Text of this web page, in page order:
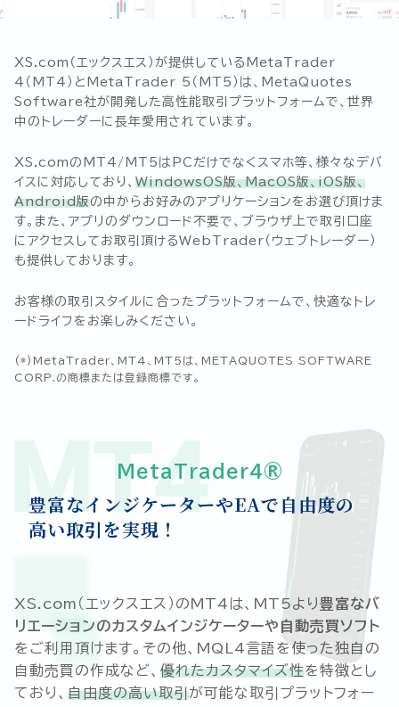
XS.com（エックスエス）が提供しているMetaTrader
4（MT4）とMetaTrader 5（MT5）は、MetaQuotes
Software社が開発した高性能取引プラットフォームで、世界
中のトレーダーに長年愛用されています。
XS.comのMT4/MT5はPCだけでなくスマホ等、様々なデバ
イスに対応しており、 WindowsOS版、MacOS版、iOS版、
Android版の中からお好みのアプリケーションをお選び頂けま
す。また、アプリのダウンロード不要で、ブラウザ上で取引口座
にアクセスしてお取引頂けるWebTrader（ウェブトレーダー）
も提供しております。
お客様の取引スタイルに合ったプラットフォームで、快適なトレ
ードライフをお楽しみください。
(*)MetaTrader、MT4、MT5は、METAQUOTES SOFTWARE
CORP.の商標または登録商標です。
MetaTrader4®
豊富なインジケーターやEAで自由度の
高い取引を実現！
XS.com（エックスエス）のMT4は、MT5より豊富なバ
リエーションのカスタムインジケーターや自動売買ソフト
をご利用頂けます。その他、MQL4言語を使った独自の
自動売買の作成など、 優れたカスタマイズ性を特徴とし
ており、 自由度の高い取引が可能な取引プラットフォー
MT4